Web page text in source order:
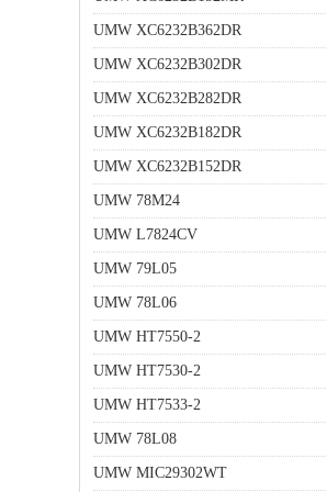
UMW XC6232B362DR
UMW XC6232B302DR
UMW XC6232B282DR
UMW XC6232B182DR
UMW XC6232B152DR
UMW 78M24
UMW L7824CV
UMW 79L05
UMW 78L06
UMW HT7550-2
UMW HT7530-2
UMW HT7533-2
UMW 78L08
UMW MIC29302WT